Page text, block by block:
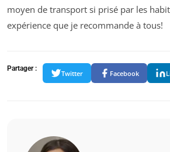
moyen de transport si prisé par les
expérience que je recommande à tous!
Partager :
Twitter Facebook